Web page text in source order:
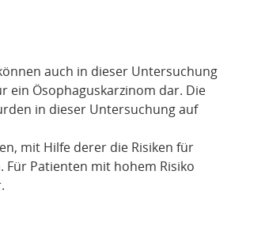
auch in dieser Untersuchung
ein Ösophaguskarzinom dar. Die
in dieser Untersuchung auf
mit Hilfe derer die Risiken für
Für Patienten mit hohem Risiko